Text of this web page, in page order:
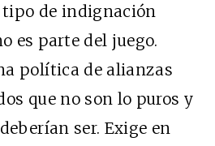
de indignación
es parte del juego.
política de alianzas
que no son lo puros y
ser. Exige en